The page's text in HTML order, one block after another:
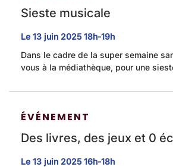
Sieste musicale
Le13 juin 2025 18h-19h
Dans le cadre de la super semaine
vous à la médiathèque, pour une
ÉVÉNEMENT
Des livres, des jeux et 0
Le13 juin 2025 16h-18h